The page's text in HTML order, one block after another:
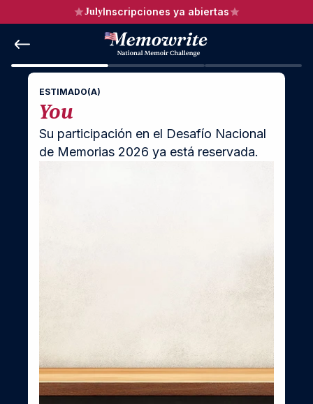
JulyInscripciones ya abiertas
ESTIMADO(A)
You
Su participación en el Desafío Nacional
de Memorias 2026 ya está reservada.